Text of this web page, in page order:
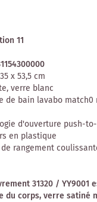
11
x 53,5 cm
verre blanc
de bain lavabo
d'ouverture push-
en plastique
rangement
31320 / YY9001
du corps, verre satiné